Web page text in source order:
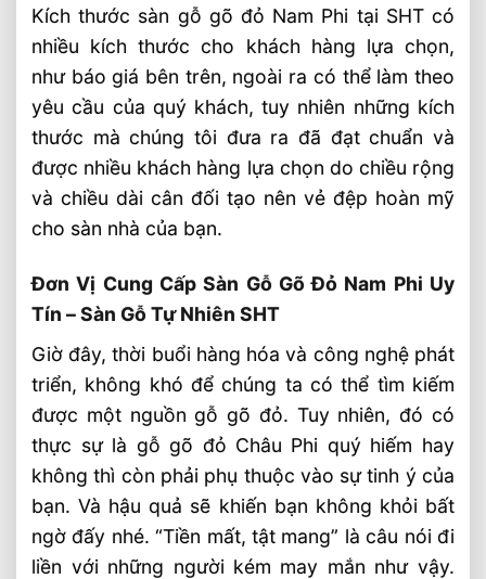
Kích thước sàn gỗ gõ đỏ Nam Phi tại SHT có
nhiều kích thước cho khách hàng lựa chọn,
như báo giá bên trên, ngoài ra có thể làm theo
yêu cầu của quý khách, tuy nhiên những kích
thước mà chúng tôi đưa ra đã đạt chuẩn và
được nhiều khách hàng lựa chọn do chiều rộng
và chiều dài cân đối tạo nên vẻ đệp hoàn mỹ
cho sàn nhà của bạn.
Đơn Vị Cung Cấp Sàn Gỗ Gõ Đỏ Nam Phi Uy
Tín – Sàn Gỗ Tự Nhiên SHT
Giờ đây, thời buổi hàng hóa và công nghệ phát
triển, không khó để chúng ta có thể tìm kiếm
được một nguồn gỗ gõ đỏ. Tuy nhiên, đó có
thực sự là gỗ gõ đỏ Châu Phi quý hiếm hay
không thì còn phải phụ thuộc vào sự tinh ý của
bạn. Và hậu quả sẽ khiến bạn không khỏi bất
ngờ đấy nhé. “Tiền mất, tật mang” là câu nói đi
liền với những người kém may mắn như vậy.